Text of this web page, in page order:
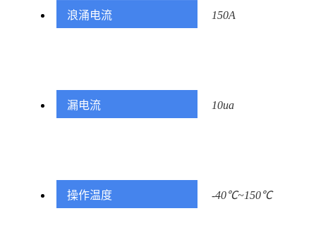
浪涌电流 150A
漏电流 10ua
操作温度 -40℃~150℃